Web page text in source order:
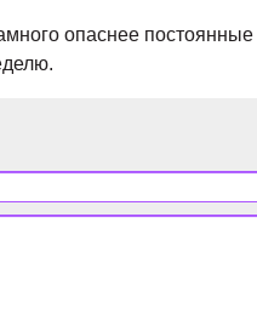
опаснее постоянные